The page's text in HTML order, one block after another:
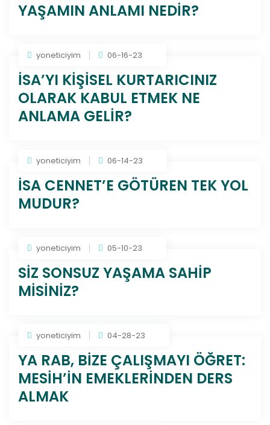
YAŞAMIN ANLAMI NEDİR?
yoneticiyim 06-16-23
İSA’YI KİŞİSEL KURTARICINIZ
OLARAK KABUL ETMEK NE
ANLAMA GELİR?
yoneticiyim 06-14-23
İSA CENNET’E GÖTÜREN TEK YOL
MUDUR?
yoneticiyim 05-10-23
SİZ SONSUZ YAŞAMA SAHİP
MİSİNİZ?
yoneticiyim 04-28-23
YA RAB, BİZE ÇALIŞMAYI ÖĞRET:
MESİH’İN EMEKLERİNDEN DERS
ALMAK